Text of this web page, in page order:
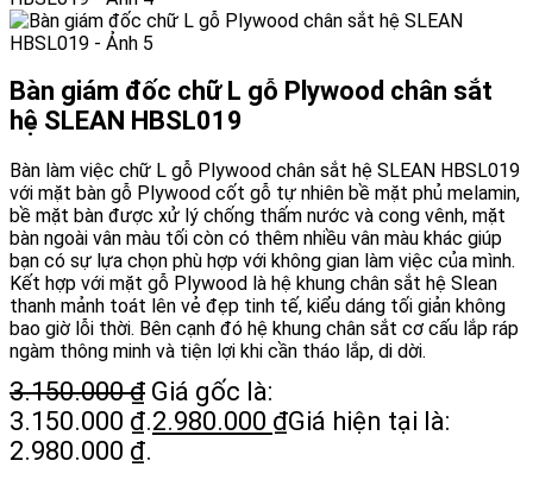
Bàn giám đốc chữ L gỗ Plywood chân sắt
hệ SLEAN HBSL019
Bàn làm việc chữ L gỗ Plywood chân sắt hệ SLEAN HBSL019
với mặt bàn gỗ Plywood cốt gỗ tự nhiên bề mặt phủ melamin,
bề mặt bàn được xử lý chống thấm nước và cong vênh, mặt
bàn ngoài vân màu tối còn có thêm nhiều vân màu khác giúp
bạn có sự lựa chọn phù hợp với không gian làm việc của mình.
Kết hợp với mặt gỗ Plywood là hệ khung chân sắt hệ Slean
thanh mảnh toát lên vẻ đẹp tinh tế, kiểu dáng tối giản không
bao giờ lỗi thời. Bên cạnh đó hệ khung chân sắt cơ cấu lắp ráp
ngàm thông minh và tiện lợi khi cần tháo lắp, di dời.
3.150.000₫ Giá gốc là:
3.150.000 ₫.2.980.000 ₫Giá hiện tại là:
2.980.000 ₫.